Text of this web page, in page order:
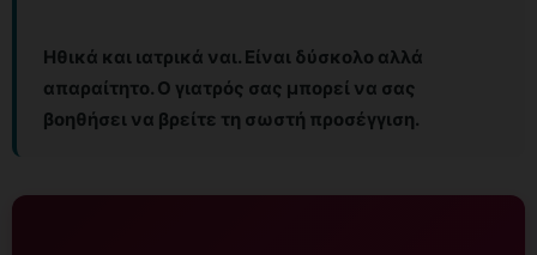
Ηθικά και ιατρικά ναι. Είναι δύσκολο αλλά
απαραίτητο. Ο γιατρός σας μπορεί να σας
βοηθήσει να βρείτε τη σωστή προσέγγιση.